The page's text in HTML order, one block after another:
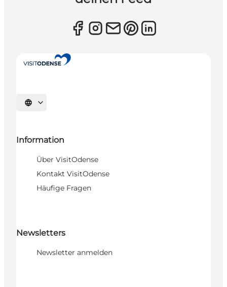
Sprache auswählen
Information
Über VisitOdense
Kontakt VisitOdense
Häufige Fragen
Newsletters
Newsletter anmelden